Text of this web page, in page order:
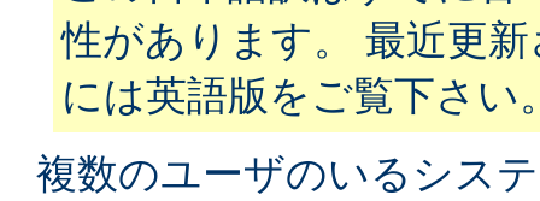
性があります。 最近更
には英語版をご覧下さい
複数のユーザのいるシス